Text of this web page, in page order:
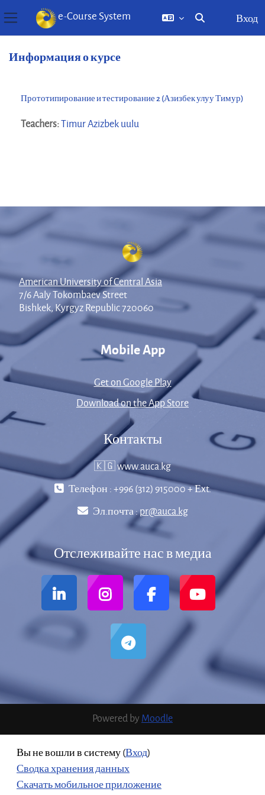
Боковая панель
e-Course System
Изменить
Вход
Информация о курсе
Прототипирование и тестирование 2 (Азизбек улуу Тимур)
Teachers:Timur Azizbek uulu
American University of Central Asia
7/6 Aaly Tokombaev Street
Bishkek, Kyrgyz Republic 720060
Mobile App
Get on Google Play
Download on the App Store
Контакты
🇰🇬 www.auca.kg
Телефон : +996 (312) 915000 + Еxt.
Эл.почта :pr@auca.kg
Отслеживайте нас в медиа
Powered byMoodle
Вы не вошли в систему (Вход)
Сводка хранения данных
Скачать мобильное приложение